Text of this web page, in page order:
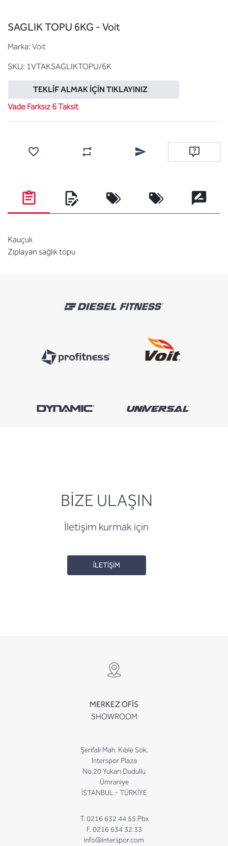
SAGLIK TOPU 6KG - Voit
Marka: Voit
SKU: 1VTAKSAGLIKTOPU/6K
TEKLIF ALMAK İÇIN TIKLAYINIZ
Vade Farksız 6 Taksit
Karşılaştırma listesine ekleArkadaşına e-posta ile
Soru sor
Kauçuk
Zıplayan sağlık topu
BİZE ULAŞIN
İletişim kurmak için
İLETİŞİM
MERKEZ OFİS
SHOWROOM
Şerifali Mah. Kıble Sok.
Interspor Plaza
No.20 Yukarı Dudullu
Ümraniye
İSTANBUL - TÜRKİYE
T. 0216 632 44 55 Pbx
F. 0216 634 32 33
info@interspor.com